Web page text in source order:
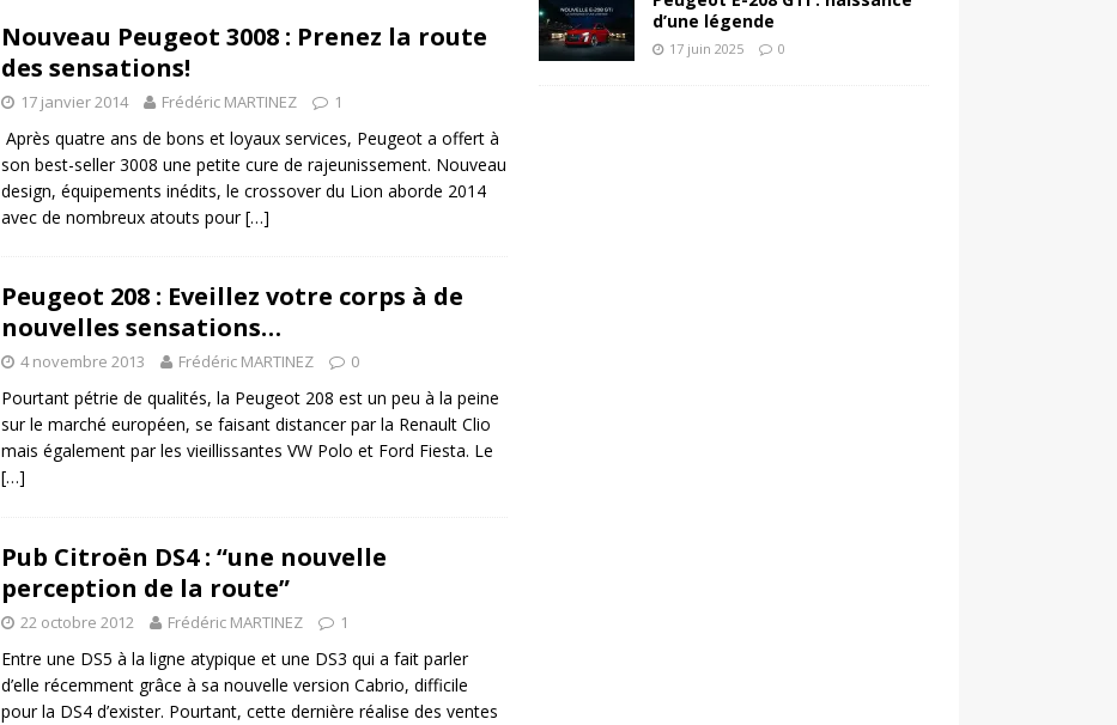
Nouveau Peugeot 3008 : Prenez la route
des sensations!
17 janvier 2014 Frédéric MARTINEZ 1
Après quatre ans de bons et loyaux services, Peugeot a offert à
son best-seller 3008 une petite cure de rajeunissement. Nouveau
design, équipements inédits, le crossover du Lion aborde 2014
avec de nombreux atouts pour[…]
Peugeot 208 : Eveillez votre corps à de
nouvelles sensations…
4 novembre 2013 Frédéric MARTINEZ 0
Pourtant pétrie de qualités, la Peugeot 208 est un peu à la peine
sur le marché européen, se faisant distancer par la Renault Clio
mais également par les vieillissantes VW Polo et Ford Fiesta. Le
[…]
Pub Citroën DS4 : “une nouvelle
perception de la route”
22 octobre 2012 Frédéric MARTINEZ 1
Entre une DS5 à la ligne atypique et une DS3 qui a fait parler
d’elle récemment grâce à sa nouvelle version Cabrio, difficile
pour la DS4 d’exister. Pourtant, cette dernière réalise des ventes
d’une légende
17 juin 2025 0